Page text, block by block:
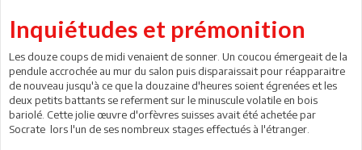
Inquiétudes et prémonition
Les douze coups de midi venaient de sonner. Un coucou émergeait de la
pendule accrochée au mur du salon puis disparaissait pour réapparaitre
de nouveau jusqu'à ce que la douzaine d'heures soient égrenées et les
deux petits battants se referment sur le minuscule volatile en bois
bariolé. Cette jolie œuvre d'orfèvres suisses avait été achetée par
Socrate lors l'un de ses nombreux stages effectués à l'étranger.